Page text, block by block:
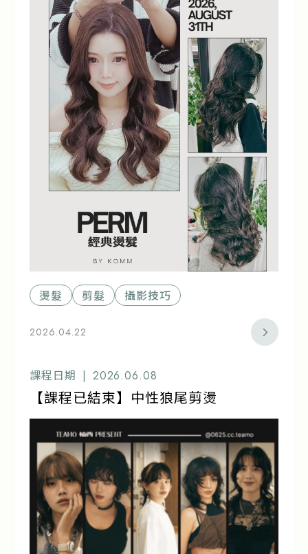
燙髮 剪髮 攝影技巧
2026.04.22
課程日期 | 2026.06.08
【課程已結束】中性狼尾剪燙